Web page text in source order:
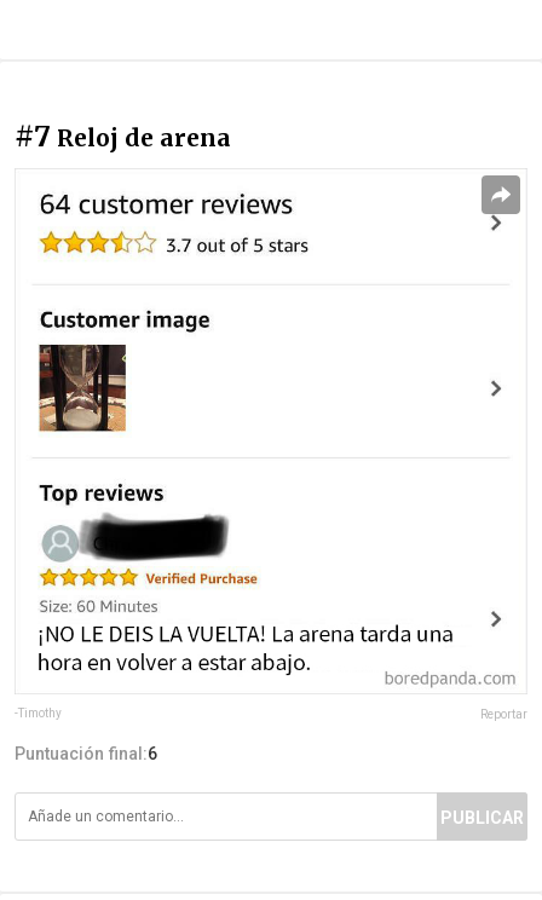
#7 Reloj de arena
-Timothy Reportar
Puntuación final:6
PUBLICAR